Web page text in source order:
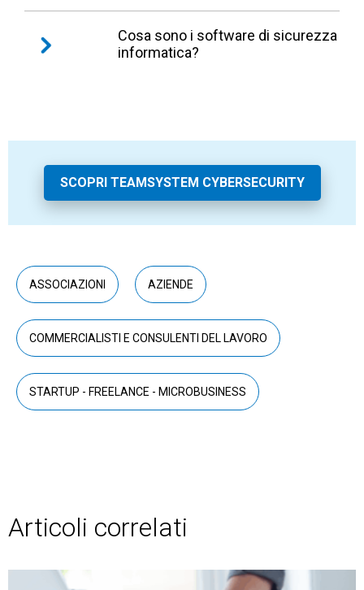
Anche se erroneamente si pensa che non
siano a rischio, in realtà le PMI sono spesso
Cosa sono i software di sicurezza
informatica?
infrastrutture informatiche dell’azienda, in
SCOPRI TEAMSYSTEM CYBERSECURITY
ASSOCIAZIONI AZIENDE
COMMERCIALISTI E CONSULENTI DEL LAVORO
STARTUP - FREELANCE - MICROBUSINESS
Articoli correlati